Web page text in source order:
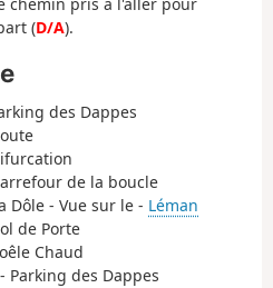
chemin pris à l'aller pour
(D/A).
des Dappes
de la boucle
Dôle - Vue sur le - Léman
de Porte
Chaud
Parking des Dappes